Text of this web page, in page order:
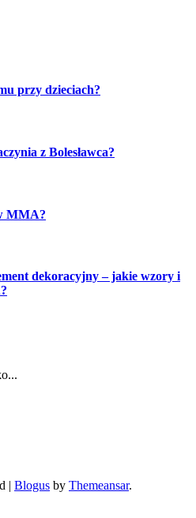
przy dzieciach?
z Bolesławca?
MMA?
dekoracyjny – jakie wzory i
| Blogus by Themeansar.